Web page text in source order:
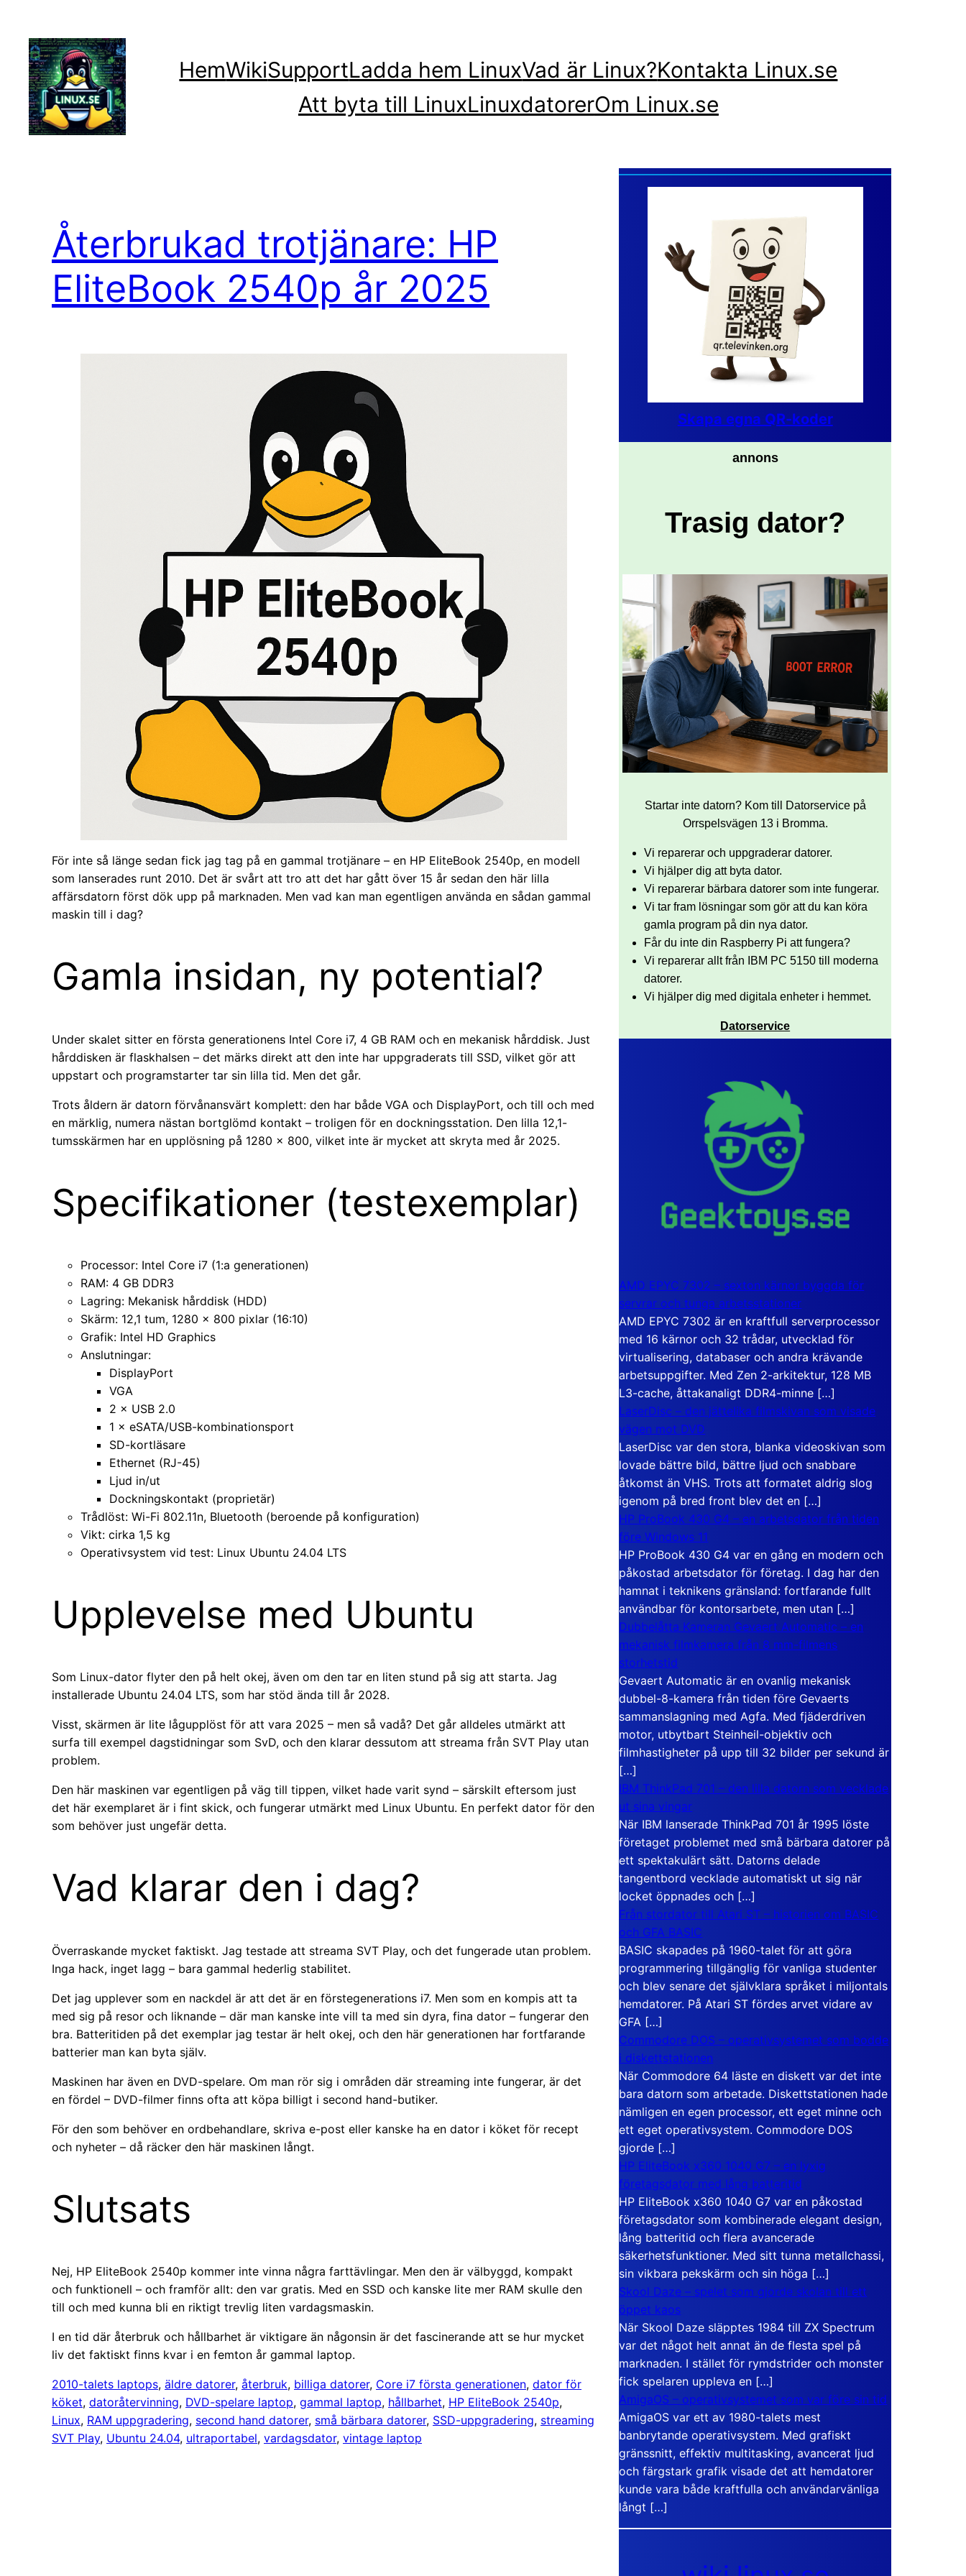
innehåll
HemWikiSupportLadda hem LinuxVad är Linux?Kontakta Linux.se
Att byta till LinuxLinuxdatorerOm Linux.se
Återbrukad trotjänare: HP
EliteBook 2540p år 2025
För inte så länge sedan fick jag tag på en gammal trotjänare – en HP EliteBook 2540p, en modell
som lanserades runt 2010. Det är svårt att tro att det har gått över 15 år sedan den här lilla
affärsdatorn först dök upp på marknaden. Men vad kan man egentligen använda en sådan gammal
maskin till i dag?
Gamla insidan, ny potential?
Under skalet sitter en första generationens Intel Core i7, 4 GB RAM och en mekanisk hårddisk. Just
hårddisken är flaskhalsen – det märks direkt att den inte har uppgraderats till SSD, vilket gör att
uppstart och programstarter tar sin lilla tid. Men det går.
Trots åldern är datorn förvånansvärt komplett: den har både VGA och DisplayPort, och till och med
en märklig, numera nästan bortglömd kontakt – troligen för en dockningsstation. Den lilla 12,1-
tumsskärmen har en upplösning på 1280 × 800, vilket inte är mycket att skryta med år 2025.
Specifikationer (testexemplar)
Processor: Intel Core i7 (1:a generationen)
RAM: 4 GB DDR3
Lagring: Mekanisk hårddisk (HDD)
Skärm: 12,1 tum, 1280 × 800 pixlar (16:10)
Grafik: Intel HD Graphics
Anslutningar:
DisplayPort
VGA
2 × USB 2.0
1 × eSATA/USB-kombinationsport
SD-kortläsare
Ethernet (RJ-45)
Ljud in/ut
Dockningskontakt (proprietär)
Trådlöst: Wi-Fi 802.11n, Bluetooth (beroende på konfiguration)
Vikt: cirka 1,5 kg
Operativsystem vid test: Linux Ubuntu 24.04 LTS
Upplevelse med Ubuntu
Som Linux-dator flyter den på helt okej, även om den tar en liten stund på sig att starta. Jag
installerade Ubuntu 24.04 LTS, som har stöd ända till år 2028.
Visst, skärmen är lite lågupplöst för att vara 2025 – men så vadå? Det går alldeles utmärkt att
surfa till exempel dagstidningar som SvD, och den klarar dessutom att streama från SVT Play utan
problem.
Den här maskinen var egentligen på väg till tippen, vilket hade varit synd – särskilt eftersom just
det här exemplaret är i fint skick, och fungerar utmärkt med Linux Ubuntu. En perfekt dator för den
som behöver just ungefär detta.
Vad klarar den i dag?
Överraskande mycket faktiskt. Jag testade att streama SVT Play, och det fungerade utan problem.
Inga hack, inget lagg – bara gammal hederlig stabilitet.
Det jag upplever som en nackdel är att det är en förstegenerations i7. Men som en kompis att ta
med sig på resor och liknande – där man kanske inte vill ta med sin dyra, fina dator – fungerar den
bra. Batteritiden på det exemplar jag testar är helt okej, och den här generationen har fortfarande
batterier man kan byta själv.
Maskinen har även en DVD-spelare. Om man rör sig i områden där streaming inte fungerar, är det
en fördel – DVD-filmer finns ofta att köpa billigt i second hand-butiker.
För den som behöver en ordbehandlare, skriva e-post eller kanske ha en dator i köket för recept
och nyheter – då räcker den här maskinen långt.
Slutsats
Nej, HP EliteBook 2540p kommer inte vinna några farttävlingar. Men den är välbyggd, kompakt
och funktionell – och framför allt: den var gratis. Med en SSD och kanske lite mer RAM skulle den
till och med kunna bli en riktigt trevlig liten vardagsmaskin.
I en tid där återbruk och hållbarhet är viktigare än någonsin är det fascinerande att se hur mycket
liv det faktiskt finns kvar i en femton år gammal laptop.
2010-talets laptops, äldre datorer, återbruk, billiga datorer, Core i7 första generationen, dator för
köket, datoråtervinning, DVD-spelare laptop, gammal laptop, hållbarhet, HP EliteBook 2540p
Linux, RAM uppgradering, second hand datorer, små bärbara datorer, SSD-uppgradering, streaming
SVT Play, Ubuntu 24.04, ultraportabel, vardagsdator, vintage laptop
Skapa egna QR-koder
annons
Trasig dator?
Startar inte datorn? Kom till Datorservice på
Orrspelsvägen 13 i Bromma.
Vi reparerar och uppgraderar datorer.
Vi hjälper dig att byta dator.
Vi reparerar bärbara datorer som inte fungerar.
Vi tar fram lösningar som gör att du kan köra
gamla program på din nya dator.
Får du inte din Raspberry Pi att fungera?
Vi reparerar allt från IBM PC 5150 till moderna
datorer.
Vi hjälper dig med digitala enheter i hemmet.
Datorservice
AMD EPYC 7302 – sexton kärnor byggda för
servrar och tunga arbetsstationer
AMD EPYC 7302 är en kraftfull serverprocessor
med 16 kärnor och 32 trådar, utvecklad för
virtualisering, databaser och andra krävande
arbetsuppgifter. Med Zen 2-arkitektur, 128 MB
L3-cache, åttakanaligt DDR4-minne […]
LaserDisc – den jättelika filmskivan som visade
vägen mot DVD
LaserDisc var den stora, blanka videoskivan som
lovade bättre bild, bättre ljud och snabbare
åtkomst än VHS. Trots att formatet aldrig slog
igenom på bred front blev det en […]
HP ProBook 430 G4 – en arbetsdator från tiden
före Windows 11
HP ProBook 430 G4 var en gång en modern och
påkostad arbetsdator för företag. I dag har den
hamnat i teknikens gränsland: fortfarande fullt
användbar för kontorsarbete, men utan […]
Dubbelåtta Kameran Gevaert Automatic – en
mekanisk filmkamera från 8 mm-filmens
storhetstid
Gevaert Automatic är en ovanlig mekanisk
dubbel-8-kamera från tiden före Gevaerts
sammanslagning med Agfa. Med fjäderdriven
motor, utbytbart Steinheil-objektiv och
filmhastigheter på upp till 32 bilder per sekund är
[…]
IBM ThinkPad 701 – den lilla datorn som vecklade
ut sina vingar
När IBM lanserade ThinkPad 701 år 1995 löste
företaget problemet med små bärbara datorer på
ett spektakulärt sätt. Datorns delade
tangentbord vecklade automatiskt ut sig när
locket öppnades och […]
Från stordator till Atari ST – historien om BASIC
och GFA BASIC
BASIC skapades på 1960-talet för att göra
programmering tillgänglig för vanliga studenter
och blev senare det självklara språket i miljontals
hemdatorer. På Atari ST fördes arvet vidare av
GFA […]
Commodore DOS – operativsystemet som bodde
i diskettstationen
När Commodore 64 läste en diskett var det inte
bara datorn som arbetade. Diskettstationen hade
nämligen en egen processor, ett eget minne och
ett eget operativsystem. Commodore DOS
gjorde […]
HP EliteBook x360 1040 G7 – en lyxig
företagsdator med lång batteritid
HP EliteBook x360 1040 G7 var en påkostad
företagsdator som kombinerade elegant design,
lång batteritid och flera avancerade
säkerhetsfunktioner. Med sitt tunna metallchassi,
sin vikbara pekskärm och sin höga […]
Skool Daze – spelet som gjorde skolan till ett
öppet kaos
När Skool Daze släpptes 1984 till ZX Spectrum
var det något helt annat än de flesta spel på
marknaden. I stället för rymdstrider och monster
fick spelaren uppleva en […]
AmigaOS – operativsystemet som var före sin tid
AmigaOS var ett av 1980-talets mest
banbrytande operativsystem. Med grafiskt
gränssnitt, effektiv multitasking, avancerat ljud
och färgstark grafik visade det att hemdatorer
kunde vara både kraftfulla och användarvänliga
långt […]